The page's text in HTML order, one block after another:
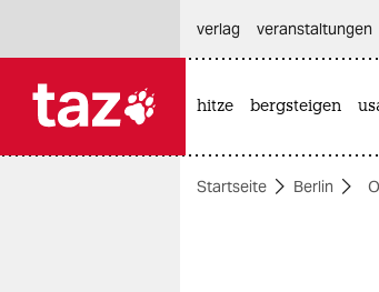
themen
verlag
veranstaltungen
hitze bergsteigen
Startseite Berlin